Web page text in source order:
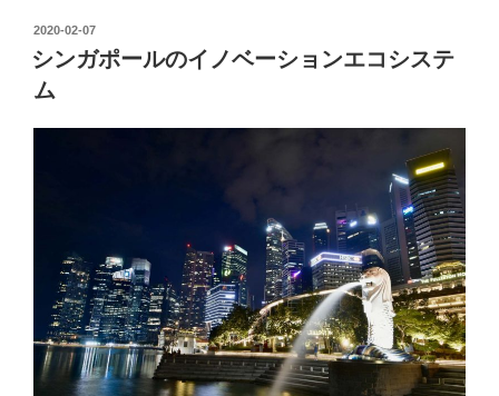
投
稿
日:
2020-02-07
シンガポールのイノベーションエコシステ
ム